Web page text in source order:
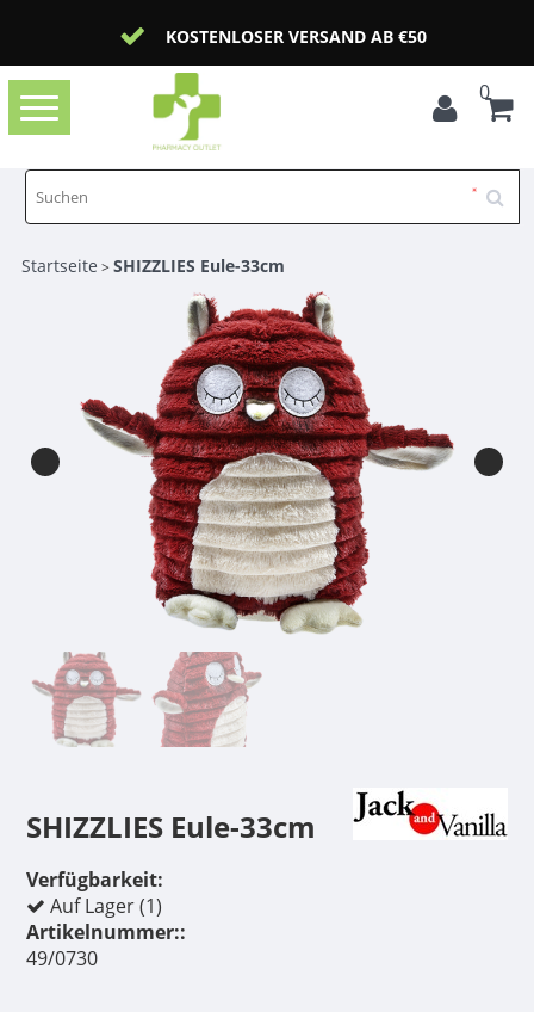
KOSTENLOSER VERSAND AB €50
Toggle
navigation
0
Startseite >SHIZZLIES Eule-33cm
SHIZZLIES Eule-33cm
Verfügbarkeit:
Auf Lager (1)
Artikelnummer::
49/0730